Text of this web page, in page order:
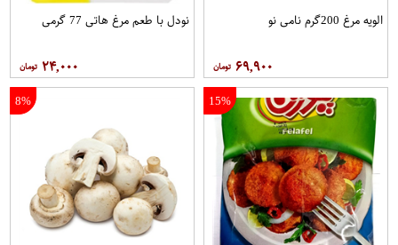
الویه مرغ 200گرم نامی نو
۶۹,۹۰۰
نودل با طعم مرغ هاتی 77 گرمی
۲۴,۰۰۰
15%
8%